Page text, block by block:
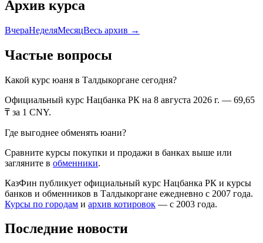
Архив курса
ВчераНеделяМесяцВесь архив →
Частые вопросы
Какой курс юаня в Талдыкоргане сегодня?
Официальный курс Нацбанка РК на 8 августа 2026 г. — 69,65
₸ за 1 CNY.
Где выгоднее обменять юани?
Сравните курсы покупки и продажи в банках выше или
загляните в обменники.
КазФин публикует официальный курс Нацбанка РК и курсы
банков и обменников в Талдыкоргане ежедневно с 2007 года.
Курсы по городам и архив котировок — с 2003 года.
Последние новости